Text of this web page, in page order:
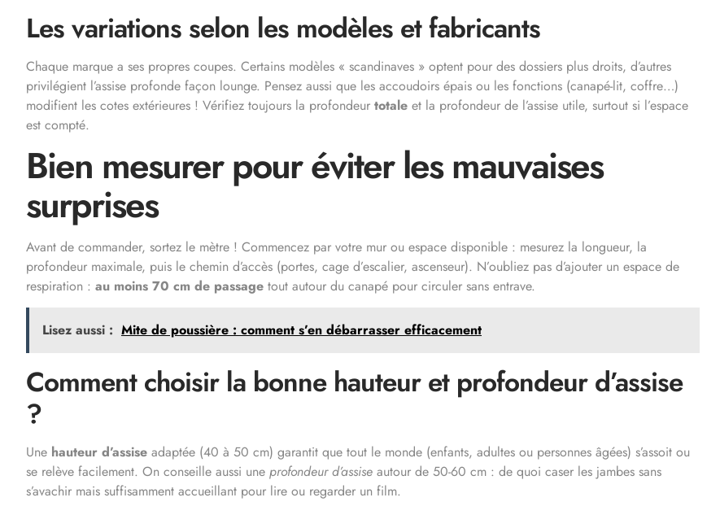
Les variations selon les modèles et fabricants
Chaque marque a ses propres coupes. Certains modèles « scandinaves » optent pour des dossiers plus droits, d’autres
privilégient l’assise profonde façon lounge. Pensez aussi que les accoudoirs épais ou les fonctions (canapé-lit, coffre…)
modifient les cotes extérieures ! Vérifiez toujours la profondeur totale et la profondeur de l’assise utile, surtout si l’espace
est compté.
Bien mesurer pour éviter les mauvaises
surprises
Avant de commander, sortez le mètre ! Commencez par votre mur ou espace disponible : mesurez la longueur, la
profondeur maximale, puis le chemin d’accès (portes, cage d’escalier, ascenseur). N’oubliez pas d’ajouter un espace de
respiration : au moins 70 cm de passage tout autour du canapé pour circuler sans entrave.
Lisez aussi : Mite de poussière : comment s’en débarrasser efficacement
Comment choisir la bonne hauteur et profondeur d’assise
?
Une hauteur d’assise adaptée (40 à 50 cm) garantit que tout le monde (enfants, adultes ou personnes âgées) s’assoit ou
se relève facilement. On conseille aussi une profondeur d’assise autour de 50-60 cm : de quoi caser les jambes sans
s’avachir mais suffisamment accueillant pour lire ou regarder un film.